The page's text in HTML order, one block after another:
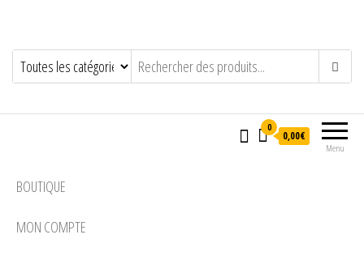
Menu
0
0,00€
BOUTIQUE
MON COMPTE